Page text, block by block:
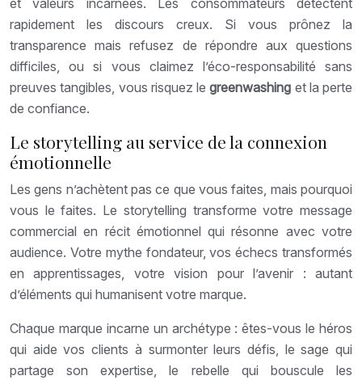
et valeurs incarnées. Les consommateurs détectent
rapidement les discours creux. Si vous prônez la
transparence mais refusez de répondre aux questions
difficiles, ou si vous claimez l’éco-responsabilité sans
preuves tangibles, vous risquez legreenwashing et la perte
de confiance.
Le storytelling au service de la connexion
émotionnelle
Les gens n’achètent pas ce que vous faites, mais pourquoi
vous le faites. Le storytelling transforme votre message
commercial en récit émotionnel qui résonne avec votre
audience. Votre mythe fondateur, vos échecs transformés
en apprentissages, votre vision pour l’avenir : autant
d’éléments qui humanisent votre marque.
Chaque marque incarne un archétype : êtes-vous le héros
qui aide vos clients à surmonter leurs défis, le sage qui
partage son expertise, le rebelle qui bouscule les